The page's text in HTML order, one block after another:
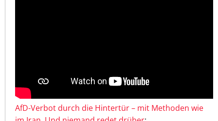
AfD-Verbot durch die Hintertür – mit Methoden wie